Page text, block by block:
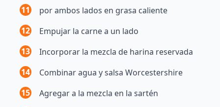
11
por ambos lados en grasa caliente
12
Empujar la carne a un lado
13
Incorporar la mezcla de harina reservada
14
Combinar agua y salsa Worcestershire
15
Agregar a la mezcla en la sartén